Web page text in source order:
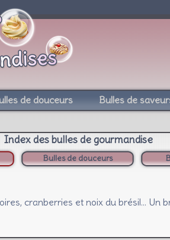
de douceurs Bulles de
Index des bulles de gourmandise
Bulles de douceurs
cranberries et noix du brésil… Un